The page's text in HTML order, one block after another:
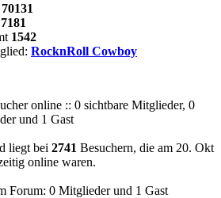
70131
7181
1542
RocknRoll Cowboy
online :: 0 sichtbare Mitglieder, 0
und 1 Gast
liegt bei 2741 Besuchern, die am 20. Okt
online waren.
Forum: 0 Mitglieder und 1 Gast